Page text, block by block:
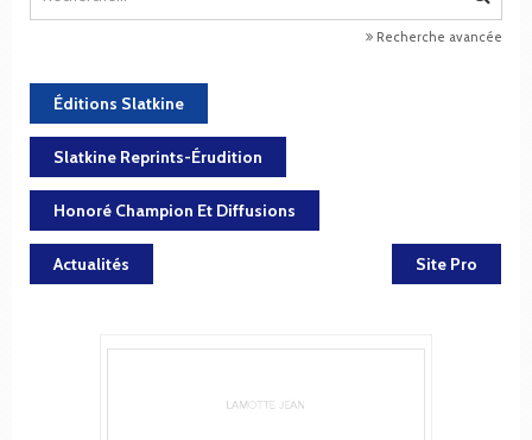
Recherche avancée
Éditions Slatkine
Slatkine Reprints-Érudition
Honoré Champion Et Diffusions
Actualités Site Pro